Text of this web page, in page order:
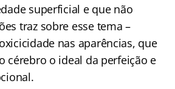
superficial e que não
traz sobre esse tema –
nas aparências, que
cérebro o ideal da perfeição e